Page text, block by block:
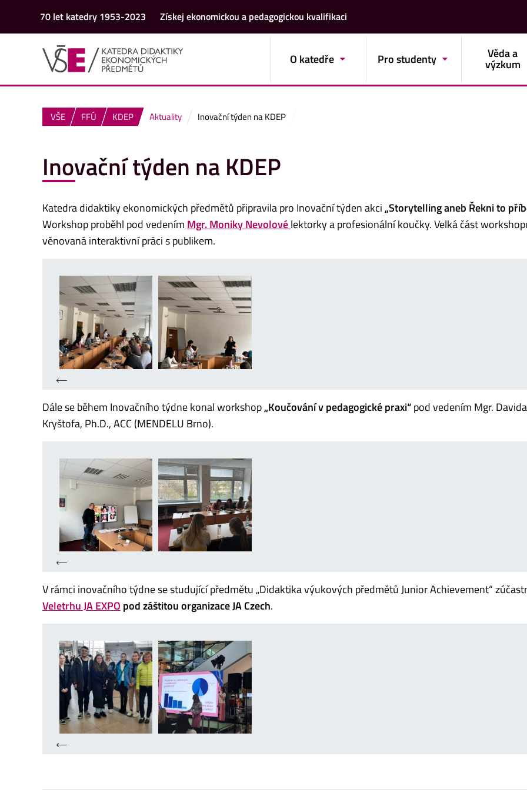
70 let katedry 1953-2023 Získej ekonomickou a pedagogickou kvalifikaci
O katedře Pro studenty Věda a
výzkum
VŠE FFÚ KDEP Aktuality Inovační týden na KDEP
Inovační týden na KDEP
Katedra didaktiky ekonomických předmětů připravila pro Inovační týden akci„Storytelling aneb Řekni to
Workshop proběhl pod vedením Mgr. Moniky Nevolovélektorky a profesionální koučky. Velká část
věnovaná interaktivní práci s publikem.
Dále se během Inovačního týdne konal workshop„Koučování v pedagogické praxi“pod vedením Mgr. Davida
Kryštofa, Ph.D., ACC (MENDELU Brno).
V rámci inovačního týdne se studující předmětu „Didaktika výukových předmětů Junior Achievement“
Veletrhu JA EXPO pod záštitou organizace JA Czech.